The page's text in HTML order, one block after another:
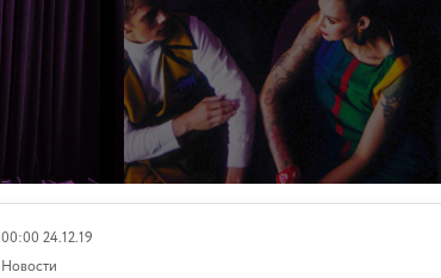
00:00 24.12.19
Новости